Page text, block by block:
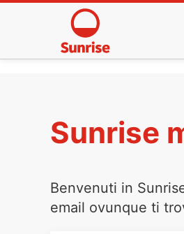
Sunrise
Benvenuti in
email ovunque ti